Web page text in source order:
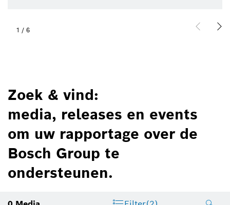
1 / 6
Zoek & vind:
media, releases en events
om uw rapportage over de
Bosch Group te
ondersteunen.